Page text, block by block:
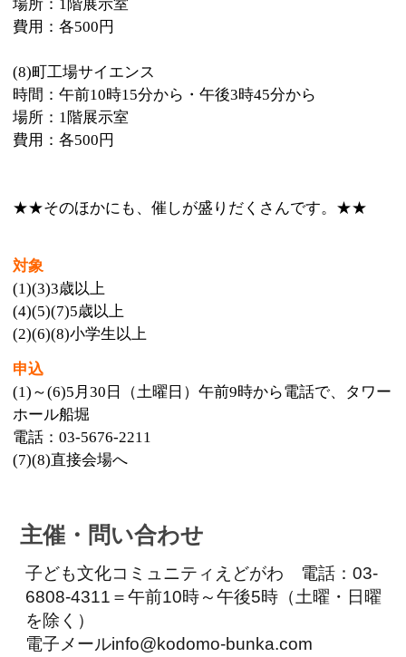
子ども文化コミュニティえどがわ 電話：03-
6808-4311＝午前10時～午後5時（土曜・日曜
電子メールinfo@kodomo-bunka.com
江戸川区時間 江東区時間